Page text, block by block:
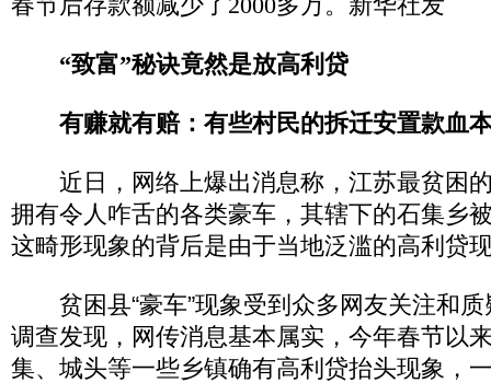
“致富”秘诀竟然是放高利贷
有赚就有赔：有些村民的拆迁安置款血
近日，网络上爆出消息称，江苏最贫困
拥有令人咋舌的各类豪车，其辖下的石集乡
这畸形现象的背后是由于当地泛滥的高利贷
贫困县“豪车”现象受到众多网友关注和质
调查发现，网传消息基本属实，今年春节以
集、城头等一些乡镇确有高利贷抬头现象，